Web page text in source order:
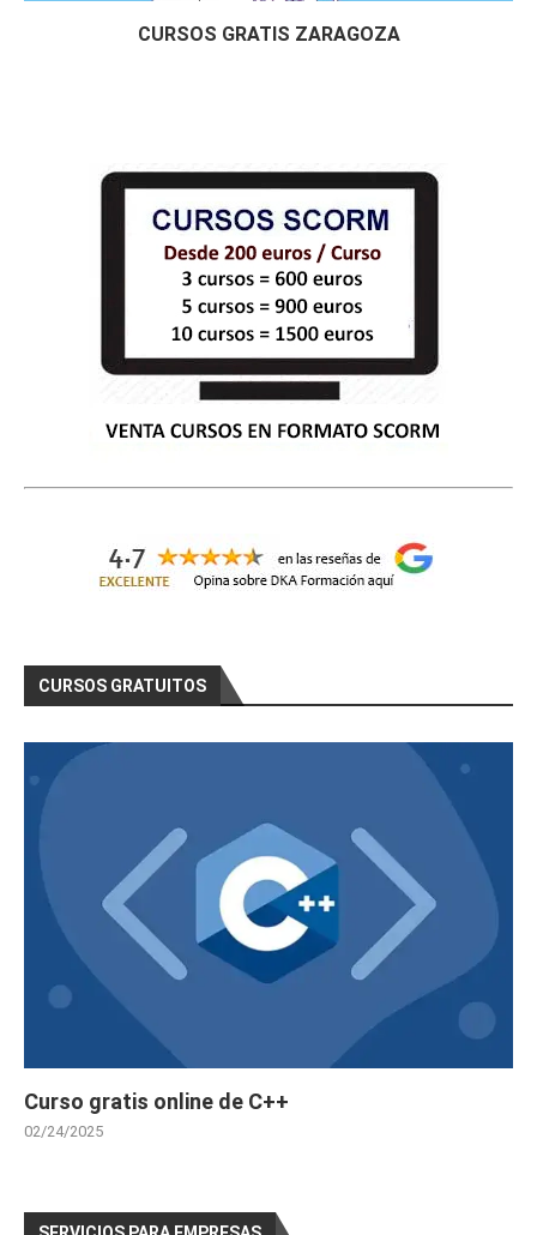
hop y GIMP) (65 horas)
Curso Gratis Conocimiento del Producto e
n Ferretería (25 horas)
Curso Gratis Nuevas Tecnologías en la PY
Curso Gratis Promoción y Merchandising C
omercios (70 horas)
Curso Gratis Escaparatismo de Establecim
iento Comercial (80 horas)
Curso Gratis Gestión de Almacén (25 hora
Curso Gratis Organización del proceso de
de Datos en las pymes (20 horas)
Curso Gratis Comunicación y Atención Tel
Curso Gratis Logística de Almacenamiento
(25 horas)
s y Embalajes (25 horas)
Curso Gratis de Escaparatismo Comercial
(60 horas)
Curso Gratis Organización del Transporte
Mercancias por Carreteras (30 horas)
Curso Gratis Estrategia de supervivencia
frente a grandes superficies (20 horas)
Curso Gratis Introducción a las Nuevas T
ecnologías pequeño comercio (20 horas)
Curso Gratis Decoracion de escaparates
(30 horas)
Curso Gratis Presentación y empaquetados
de regalos (30 horas)
Curso Gratis Comercio Electrónico (30 ho
(20 horas)
Curso Gratis de Implantación de Espacios
Curso Gratis Supervivencia frende a Gran
CURSOS GRATIS ZARAGOZA
CURSOS GRATUITOS
Curso gratis online de C++
02/24/2025